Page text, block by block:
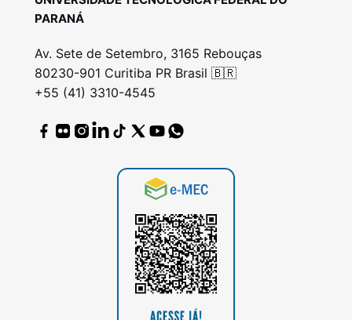
PARANÁ
Av. Sete de Setembro, 3165 Rebouças
80230-901 Curitiba PR Brasil 🇧🇷
+55 (41) 3310-4545